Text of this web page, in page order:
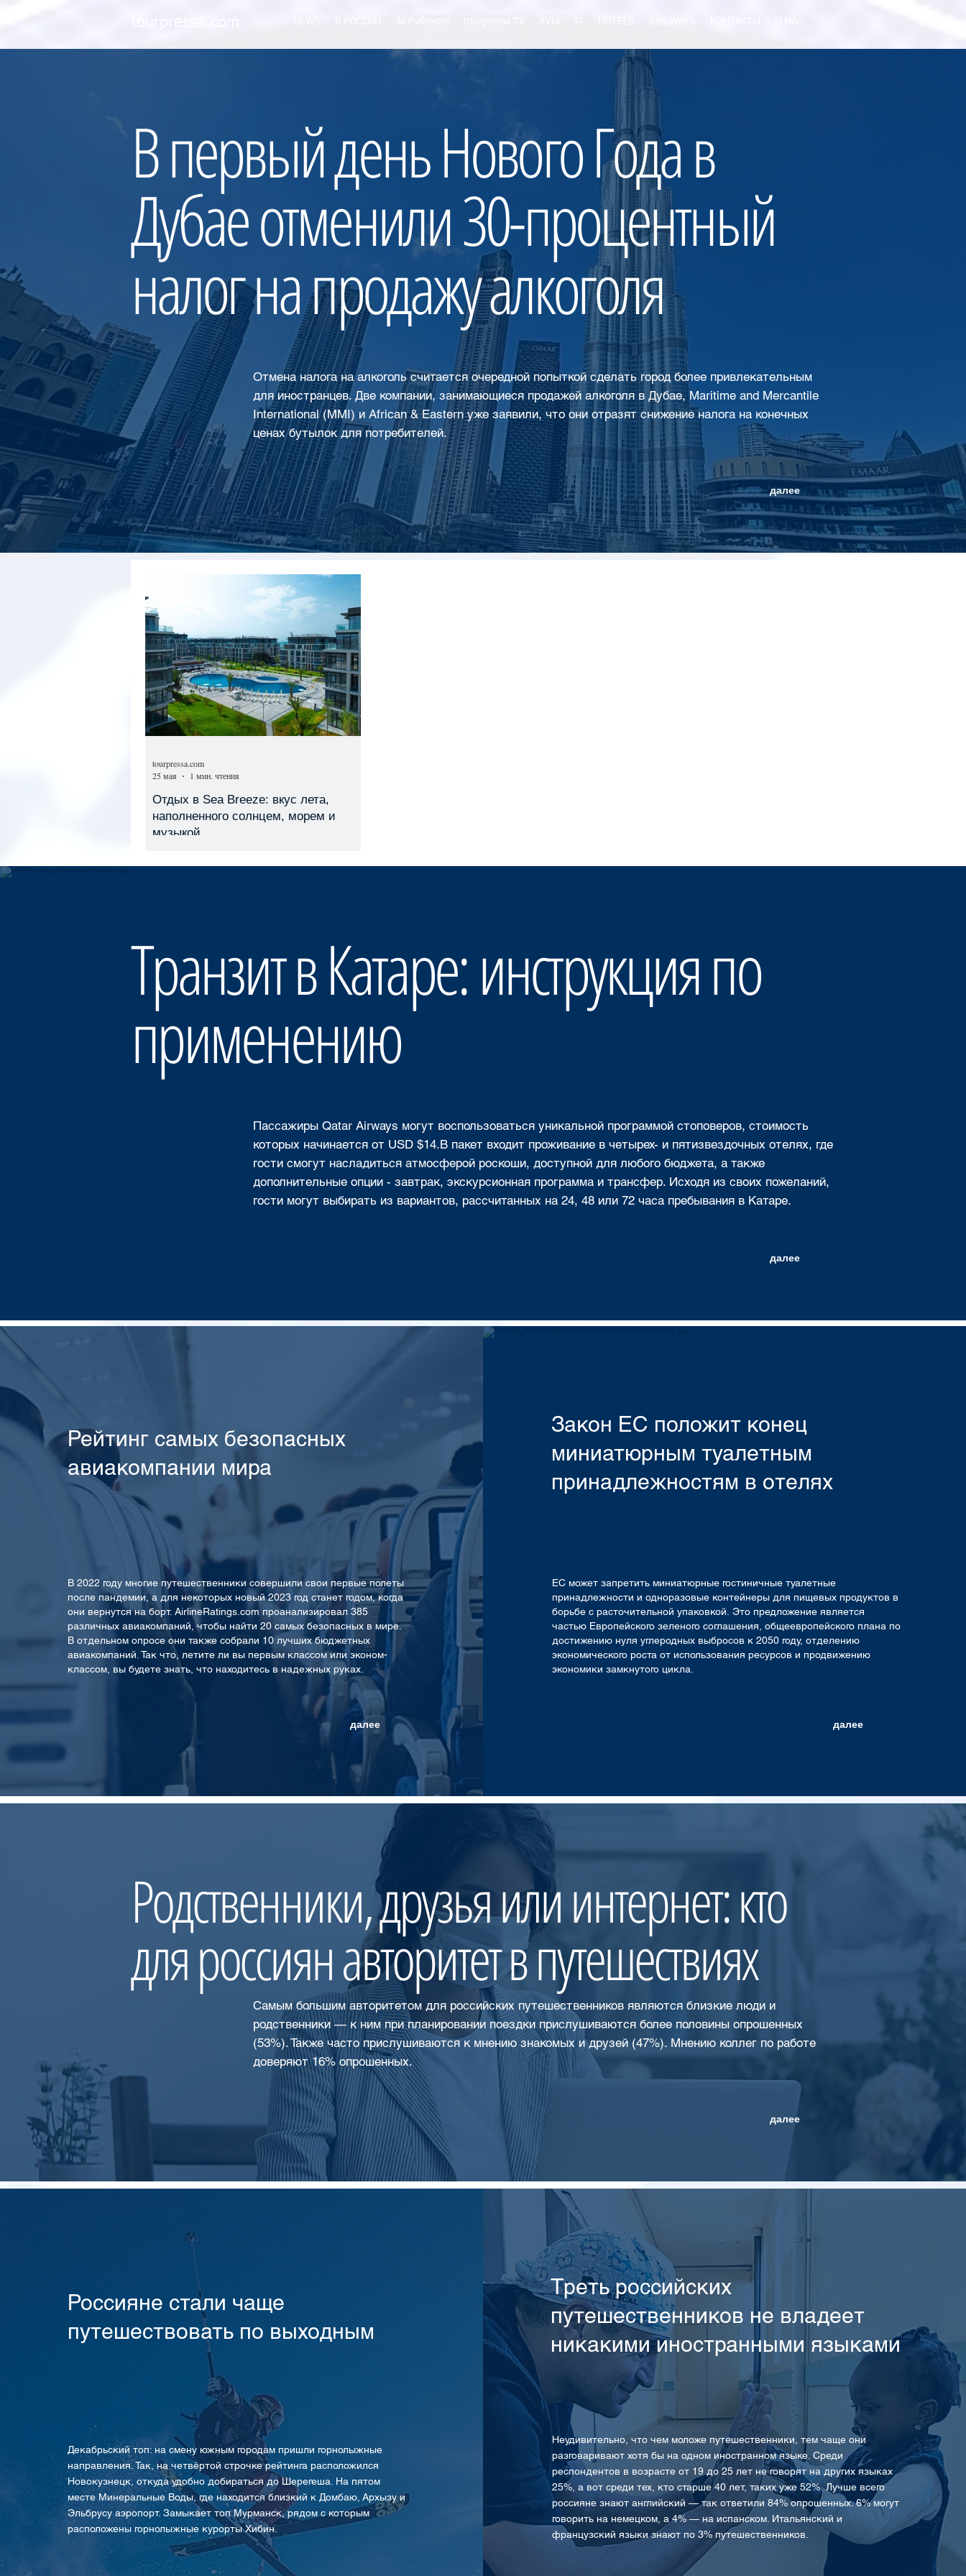
В первый день Нового Года в
Дубае отменили 30-процентный
налог на продажу алкоголя
Отмена налога на алкоголь считается очередной попыткой сделать город более привлекательным
для иностранцев. Две компании, занимающиеся продажей алкоголя в Дубае, Maritime and Mercantile
International (MMI) и African & Eastern уже заявили, что они отразят снижение налога на конечных
ценах бутылок для потребителей.
далее
Отдых в Sea Breeze: вкус лета,
наполненного солнцем, морем и
музыкой
tourpressa.com
25 мая
1 мин. чтения
Транзит в Катаре: инструкция по
применению
Пассажиры Qatar Airways могут воспользоваться уникальной программой стоповеров, стоимость
которых начинается от USD $14.В пакет входит проживание в четырех- и пятизвездочных отелях, где
гости смогут насладиться атмосферой роскоши, доступной для любого бюджета, а также
дополнительные опции - завтрак, экскурсионная программа и трансфер. Исходя из своих пожеланий,
гости могут выбирать из вариантов, рассчитанных на 24, 48 или 72 часа пребывания в Катаре.
далее
Рейтинг самых безопасных
авиакомпании мира
В 2022 году многие путешественники совершили свои первые полеты
после пандемии, а для некоторых новый 2023 год станет годом, когда
они вернутся на борт. AirlineRatings.com проанализировал 385
различных авиакомпаний, чтобы найти 20 самых безопасных в мире.
В отдельном опросе они также собрали 10 лучших бюджетных
авиакомпаний. Так что, летите ли вы первым классом или эконом-
классом, вы будете знать, что находитесь в надежных руках.
далее
Закон ЕС положит конец
миниатюрным туалетным
принадлежностям в отелях
ЕС может запретить миниатюрные гостиничные туалетные
принадлежности и одноразовые контейнеры для пищевых продуктов в
борьбе с расточительной упаковкой. Это предложение является
частью Европейского зеленого соглашения, общеевропейского плана по
достижению нуля углеродных выбросов к 2050 году, отделению
экономического роста от использования ресурсов и продвижению
экономики замкнутого цикла.
далее
Родственники, друзья или интернет: кто
для россиян авторитет в путешествиях
Самым большим авторитетом для российских путешественников являются близкие люди и
родственники — к ним при планировании поездки прислушиваются более половины опрошенных
(53%). Также часто прислушиваются к мнению знакомых и друзей (47%). Мнению коллег по работе
доверяют 16% опрошенных.
далее
Россияне стали чаще
путешествовать по выходным
Декабрьский топ: на смену южным городам пришли горнолыжные
направления. Так, на четвёртой строчке рейтинга расположился
Новокузнецк, откуда удобно добираться до Шерегеша. На пятом
месте Минеральные Воды, где находится близкий к Домбаю, Архызу и
Эльбрусу аэропорт. Замыкает топ Мурманск, рядом с которым
расположены горнолыжные курорты Хибин.
Треть российских
путешественников не владеет
никакими иностранными языками
Неудивительно, что чем моложе путешественники, тем чаще они
разговаривают хотя бы на одном иностранном языке. Среди
респондентов в возрасте от 19 до 25 лет не говорят на других языках
25%, а вот среди тех, кто старше 40 лет, таких уже 52%.Лучше всего
россияне знают английский — так ответили 84% опрошенных. 6% могут
говорить на немецком, а 4% — на испанском. Итальянский и
французский языки знают по 3% путешественников.